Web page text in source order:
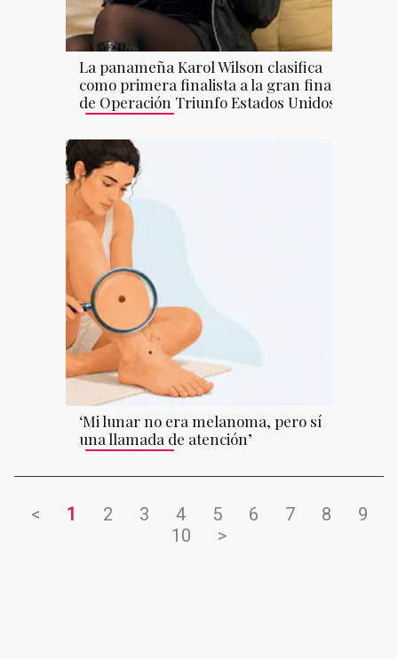
La panameña Karol Wilson clasifica
como primera finalista a la gran final
de Operación Triunfo Estados Unidos
‘Mi lunar no era melanoma, pero sí
una llamada de atención’
< 1 2 3 4 5 6 7 8
9
10
>